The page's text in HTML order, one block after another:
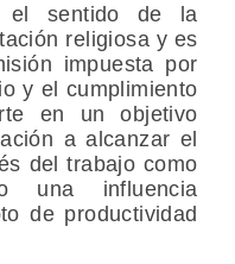
el sentido de la
religiosa y es
impuesta por
y el cumplimiento
en un objetivo
a alcanzar el
del trabajo como
una influencia
de productividad